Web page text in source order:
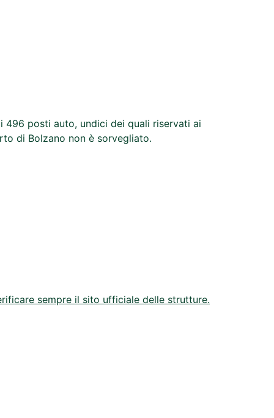
496 posti auto, undici dei quali riservati ai
di Bolzano non è sorvegliato.
sempre il sito ufficiale delle strutture.